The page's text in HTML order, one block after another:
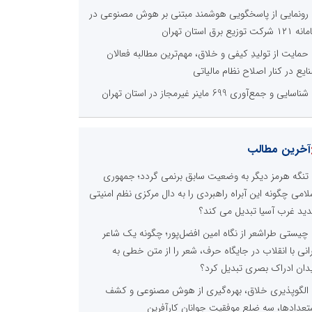
رونمایی از پاسخگویی هوشمند مبتنی بر هوش مصنوعی در
توزیع برق استان تهران
حمایت از تولیدِ کیفی و خلاق، مهم‌ترین مطالبه فعالان
در کنار اصلاح نظام مالیاتی
شناسایی و جمع‌آوری 699 ماینر غیرمجاز در استان تهران
آخرین مطالب
تنگه هرمز دیگر به وضعیت سابق برنمی گردد؛ جمهوری
چگونه این آبراه راهبردی را به دال مرکزی نظم امنیتی
غرب آسیا تبدیل می کند؟
چیستی طراشعر از نگاه امین افضل‌پور؛ چگونه یک شاعر
با انقلاب در جایگاه حرف، شعر را از متن خطی به
ادراک بصری تبدیل کرد؟
الگوپذیری خلاق، بهره‌گیری از هوش مصنوعی و کشف
سه ضلع موفقیت جوانان کارآفرین